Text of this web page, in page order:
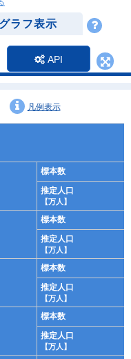
グラフ表示
API
凡例表示
標本数
推定人口
【万人】
標本数
推定人口
【万人】
標本数
推定人口
【万人】
標本数
推定人口
【万人】